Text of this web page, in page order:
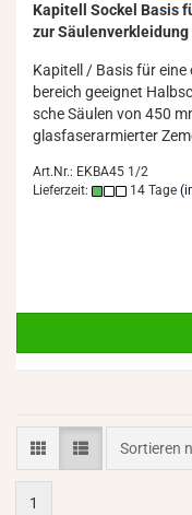
Ka­pi­tell So­ckel Basis
zur Säu­len­ver­klei­dung
Ka­pi­tell / Basis für
be­reich ge­eig­net
sche Säu­len von 450
glas­fa­ser­ar­mier­ter
Art.Nr.: EKBA45 1/2
Lieferzeit:
14 Tage
Sortieren
Sortieren
1